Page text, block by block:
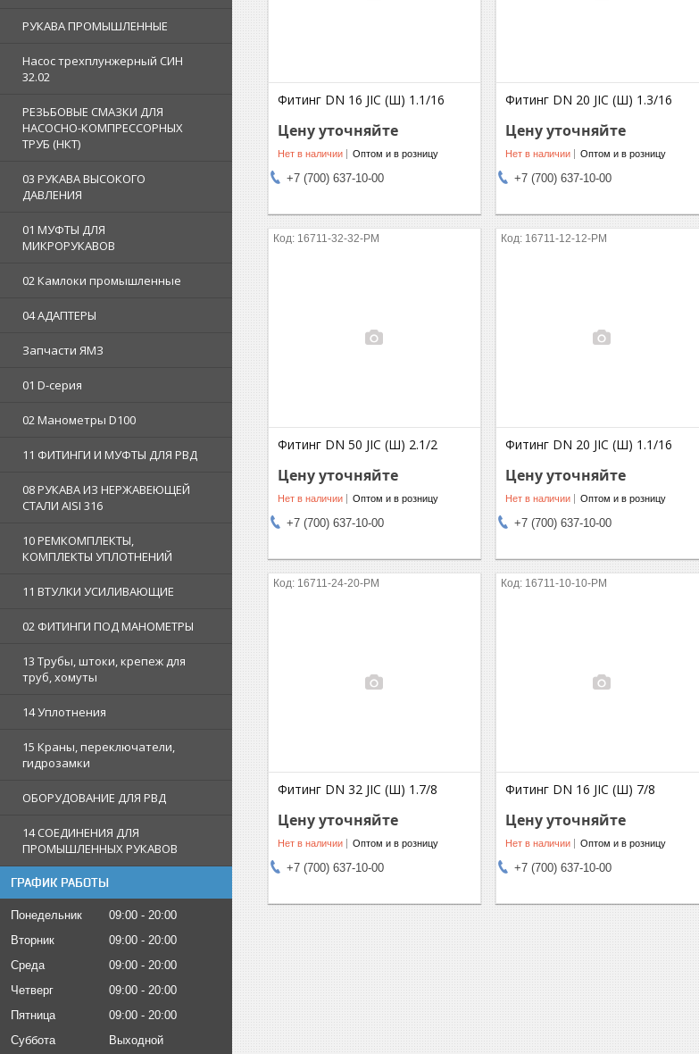
РУКАВА ПРОМЫШЛЕННЫЕ
Насос трехплунжерный СИН
32.02
РЕЗЬБОВЫЕ СМАЗКИ ДЛЯ
НАСОСНО-КОМПРЕССОРНЫХ
ТРУБ (НКТ)
03 РУКАВА ВЫСОКОГО
ДАВЛЕНИЯ
01 МУФТЫ ДЛЯ
МИКРОРУКАВОВ
02 Камлоки промышленные
04 АДАПТЕРЫ
Запчасти ЯМЗ
01 D-серия
02 Манометры D100
11 ФИТИНГИ И МУФТЫ ДЛЯ РВД
08 РУКАВА ИЗ НЕРЖАВЕЮЩЕЙ
СТАЛИ AISI 316
10 РЕМКОМПЛЕКТЫ,
КОМПЛЕКТЫ УПЛОТНЕНИЙ
11 ВТУЛКИ УСИЛИВАЮЩИЕ
02 ФИТИНГИ ПОД МАНОМЕТРЫ
13 Трубы, штоки, крепеж для
труб, хомуты
14 Уплотнения
15 Краны, переключатели,
гидрозамки
ОБОРУДОВАНИЕ ДЛЯ РВД
14 СОЕДИНЕНИЯ ДЛЯ
ПРОМЫШЛЕННЫХ РУКАВОВ
ГРАФИК РАБОТЫ
Понедельник 09:00
20:00
Вторник
09:00
20:00
Среда
09:00
20:00
Четверг
09:00
20:00
Пятница
09:00
20:00
Суббота
Выходной
Фитинг DN 16 JIC (Ш) 1.1/16
Цену уточняйте
Нет в наличии Оптом и в розницу
+7 (700) 637-10-00
Фитинг DN 20 JIC (Ш) 1.3/16
Цену уточняйте
Нет в наличии Оптом и в розницу
+7 (700) 637-10-00
16711-32-32-PM
Фитинг DN 50 JIC (Ш) 2.1/2
Цену уточняйте
Нет в наличии Оптом и в розницу
+7 (700) 637-10-00
16711-12-12-PM
Фитинг DN 20 JIC (Ш) 1.1/16
Цену уточняйте
Нет в наличии Оптом и в розницу
+7 (700) 637-10-00
16711-24-20-PM
Фитинг DN 32 JIC (Ш) 1.7/8
Цену уточняйте
Нет в наличии Оптом и в розницу
+7 (700) 637-10-00
16711-10-10-PM
Фитинг DN 16 JIC (Ш) 7/8
Цену уточняйте
Нет в наличии Оптом и в розницу
+7 (700) 637-10-00